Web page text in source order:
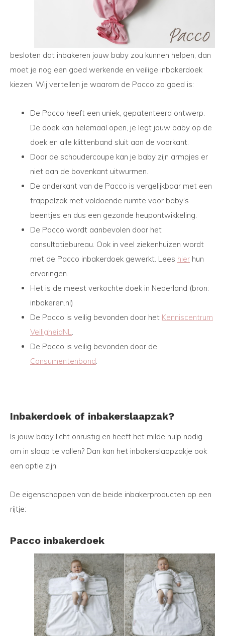
besloten dat inbakeren jouw baby zou kunnen helpen, dan
moet je nog een goed werkende en veilige inbakerdoek
kiezen. Wij vertellen je waarom de Pacco zo goed is:
De Pacco heeft een uniek, gepatenteerd ontwerp.
De doek kan helemaal open, je legt jouw baby op de
doek en alle klittenband sluit aan de voorkant.
Door de schoudercoupe kan je baby zijn armpjes er
niet aan de bovenkant uitwurmen.
De onderkant van de Pacco is vergelijkbaar met een
trappelzak met voldoende ruimte voor baby’s
beentjes en dus een gezonde heupontwikkeling.
De Pacco wordt aanbevolen door het
consultatiebureau. Ook in veel ziekenhuizen wordt
met de Pacco inbakerdoek gewerkt. Lees hier hun
ervaringen.
Het is de meest verkochte doek in Nederland (bron:
inbakeren.nl)
De Pacco is veilig bevonden door het Kenniscentrum
VeiligheidNL.
De Pacco is veilig bevonden door de
Consumentenbond.
Inbakerdoek of inbakerslaapzak?
Is jouw baby licht onrustig en heeft het milde hulp nodig
om in slaap te vallen? Dan kan het inbakerslaapzakje ook
een optie zijn.
De eigenschappen van de beide inbakerproducten op een
rijtje:
Pacco inbakerdoek